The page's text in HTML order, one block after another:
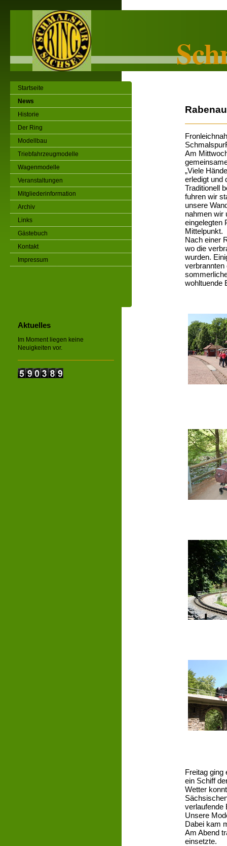
Am
„Viele
erledigt und
Traditionell
fuhren wir
unsere
nahmen wir
eingelegten
Mittelpunkt.
Nach einer
wo die
wurden.
verbrannten
wohltuende
Freitag ging
ein Schiff
Wetter
verlaufende
Unsere
Dabei kam
Am Abend
einsetzte.
Startseite
News
Historie
Der Ring
Modellbau
Triebfahrzeugmodelle
Wagenmodelle
Veranstaltungen
Mitgliederinformation
Archiv
Links
Gästebuch
Kontakt
Impressum
Aktuelles
Im Moment liegen keine
Neuigkeiten vor.